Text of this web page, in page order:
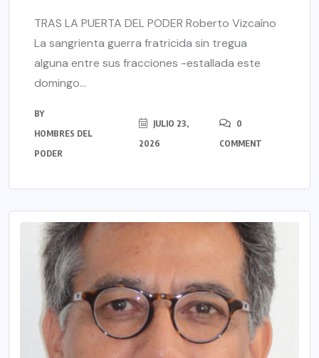
TRAS LA PUERTA DEL PODER Roberto Vizcaíno
La sangrienta guerra fratricida sin tregua
alguna entre sus fracciones -estallada este
domingo...
BY
HOMBRES DEL
PODER
JULIO 23,
2026
0
COMMENT